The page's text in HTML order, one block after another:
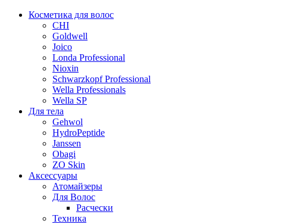
Косметика для волос
CHI
Goldwell
Joico
Londa Professional
Nioxin
Schwarzkopf Professional
Wella Professionals
Wella SP
Для тела
Gehwol
HydroPeptide
Janssen
Obagi
ZO Skin
Aксессуары
Атомайзеры
Для Волос
Расчески
Техника